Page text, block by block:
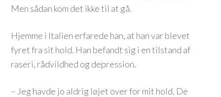
Men sådan kom det ikke til at gå.
Hjemme i Italien erfarede han, at han var blevet
fyret fra sit hold. Han befandt sig i en tilstand af
raseri, rådvildhed og depression.
– Jeg havde jo aldrig løjet over for mit hold. De